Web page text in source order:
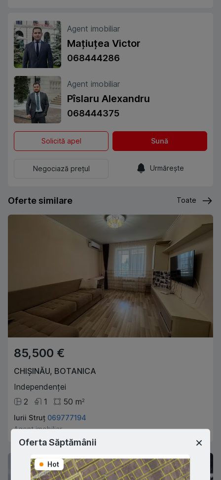
Agent imobiliar
Mațiuțea Victor
068444286
Agent imobiliar
Pîslaru Alexandru
068444375
Solicită apel Sună
Negociază prețul Urmărește
Oferte similare Toate
85,500 €
CHIȘINĂU, BOTANICA
Independenței
2
1 50 m2
Iurii Struț 069777194
Agent imobiliar
Oferta Săptămânii
Hot